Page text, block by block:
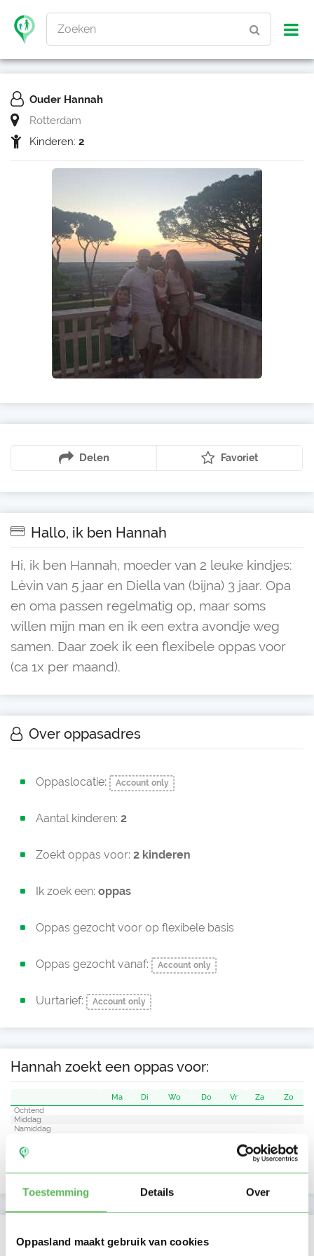
Toestemming Details Over
Oppasland maakt gebruik van cookies
Zoeken
Ouder Hannah
Rotterdam
Kinderen: 2
Delen Favoriet
Hallo, ik ben Hannah
Hi, ik ben Hannah, moeder van 2 leuke kindjes:
Lèvin van 5 jaar en Diella van (bijna) 3 jaar. Opa
en oma passen regelmatig op, maar soms
willen mijn man en ik een extra avondje weg
samen. Daar zoek ik een flexibele oppas voor
(ca 1x per maand).
Over oppasadres
Oppaslocatie: Account only
Aantal kinderen: 2
Zoekt oppas voor: 2 kinderen
Ik zoek een: oppas
Oppas gezocht voor op flexibele basis
Oppas gezocht vanaf: Account only
Uurtarief: Account only
Hannah zoekt een oppas voor:
Ma Di Wo Do Vr Za
Zo
Ochtend
Middag
Namiddag
Nacht